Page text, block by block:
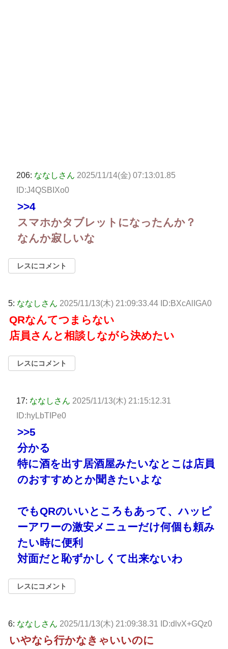
206: ななしさん 2025/11/14(金) 07:13:01.85
ID:J4QSBIXo0
>>4
スマホかタブレットになったんか？
なんか寂しいな
レスにコメント
5: ななしさん 2025/11/13(木) 21:09:33.44 ID:BXcAlIGA0
QRなんてつまらない
店員さんと相談しながら決めたい
レスにコメント
17: ななしさん 2025/11/13(木) 21:15:12.31
ID:hyLbTIPe0
>>5
分かる
特に酒を出す居酒屋みたいなとこは店員
のおすすめとか聞きたいよな
でもQRのいいところもあって、ハッピ
ーアワーの激安メニューだけ何個も頼み
たい時に便利
対面だと恥ずかしくて出来ないわ
レスにコメント
6: ななしさん 2025/11/13(木) 21:09:38.31 ID:dlvX+GQz0
いやなら行かなきゃいいのに